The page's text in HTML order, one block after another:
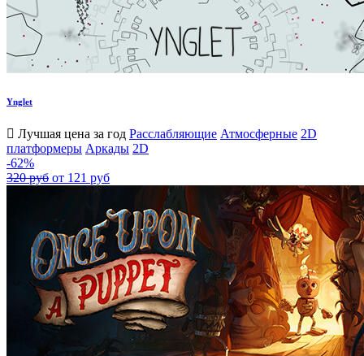
Ynglet
Лучшая цена за год Расслабляющие Атмосферные 2D
платформеры Аркады 2D
-62%
320 руб от 121 руб